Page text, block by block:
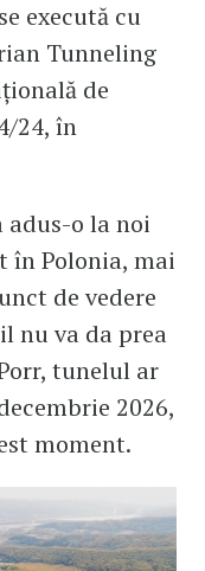
execută cu
Tunneling
de
24, în
adus-o la noi
în Polonia, mai
de vedere
nu va da prea
tunelul ar
2026,
moment.